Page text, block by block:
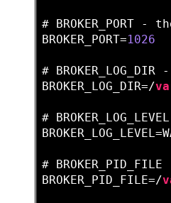
# BROKER_PORT
BROKER_PORT=1026
# BROKER_LOG_DIR -
BROKER_LOG_DIR=/
#
#
BROKER_PID_FILE=/